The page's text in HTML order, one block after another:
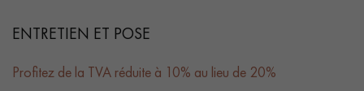
ENTRETIEN ET POSE
Profitez de la TVA réduite à 10% au lieu de 20%